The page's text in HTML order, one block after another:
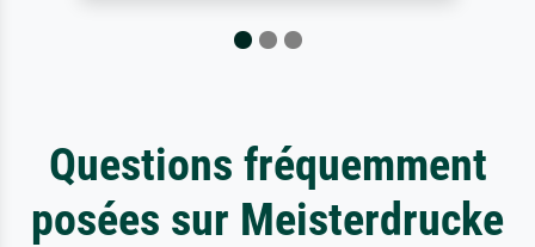
Questions fréquemment
posées sur Meisterdrucke